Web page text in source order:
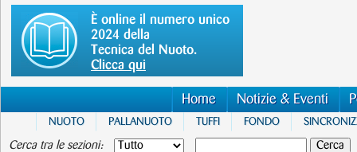
È online il numero unico
2024 della
Tecnica del Nuoto.
Clicca qui
Home Notizie & Eventi
NUOTO PALLANUOTO TUFFI FONDO
Cerca tra le sezioni: